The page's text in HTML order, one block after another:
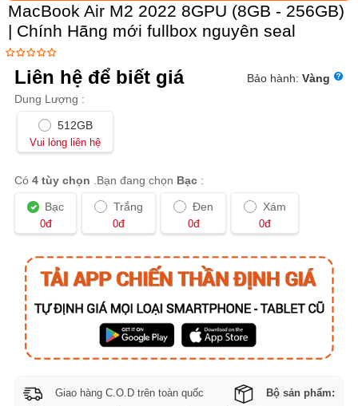
MacBook Air M2 2022 8GPU (8GB - 256GB)
| Chính Hãng mới fullbox nguyên seal
Liên hệ để biết giá Bảo hành: Vàng
Dung Lượng :
512GB
Vui lòng liên hệ
Có4 tùy chọn .Bạn đang chọn Bạc :
Bạc
0đ
Trắng
0đ
Đen
0đ
Xám
0đ
Giao hàng C.O.D trên toàn quốc
Bộ sản phẩm: